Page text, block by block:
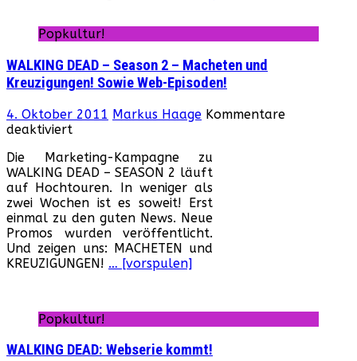
Popkultur!
WALKING DEAD – Season 2 – Macheten und
Kreuzigungen! Sowie Web-Episoden!
4. Oktober 2011 Markus Haage Kommentare
deaktiviert
DEAD
–
Season
2
–
Macheten
und
Kreuzigungen!
Episoden!
Die Marketing-Kampagne zu
WALKING DEAD – SEASON 2 läuft
auf Hochtouren. In weniger als
zwei Wochen ist es soweit! Erst
einmal zu den guten News. Neue
Promos wurden veröffentlicht.
Und zeigen uns: MACHETEN und
KREUZIGUNGEN! … [vorspulen]
Popkultur!
WALKING DEAD: Webserie kommt!